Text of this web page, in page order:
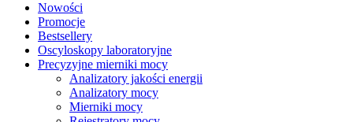
Nowości
Promocje
Bestsellery
Oscyloskopy laboratoryjne
Precyzyjne mierniki mocy
Analizatory jakości energii
Analizatory mocy
Mierniki mocy